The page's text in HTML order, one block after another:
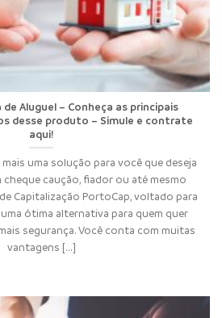
Aluguel – Conheça as principais
desse produto – Simule e contrate
aqui!
uma solução para você que deseja
cheque caução, fiador ou até mesmo
Capitalização PortoCap, voltado para
ótima alternativa para quem quer
segurança. Você conta com muitas
vantagens [...]